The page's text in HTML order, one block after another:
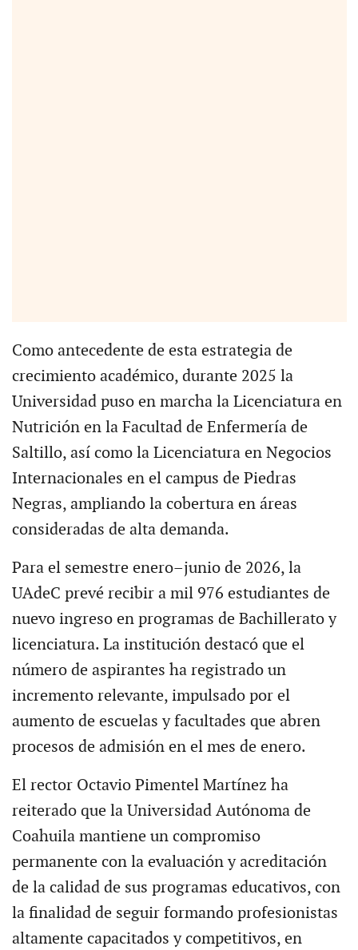
Como antecedente de esta estrategia de
crecimiento académico, durante 2025 la
Universidad puso en marcha la Licenciatura en
Nutrición en la Facultad de Enfermería de
Saltillo, así como la Licenciatura en Negocios
Internacionales en el campus de Piedras
Negras, ampliando la cobertura en áreas
consideradas de alta demanda.
Para el semestre enero–junio de 2026, la
UAdeC prevé recibir a mil 976 estudiantes de
nuevo ingreso en programas de Bachillerato y
licenciatura. La institución destacó que el
número de aspirantes ha registrado un
incremento relevante, impulsado por el
aumento de escuelas y facultades que abren
procesos de admisión en el mes de enero.
El rector Octavio Pimentel Martínez ha
reiterado que la Universidad Autónoma de
Coahuila mantiene un compromiso
permanente con la evaluación y acreditación
de la calidad de sus programas educativos, con
la finalidad de seguir formando profesionistas
altamente capacitados y competitivos, en